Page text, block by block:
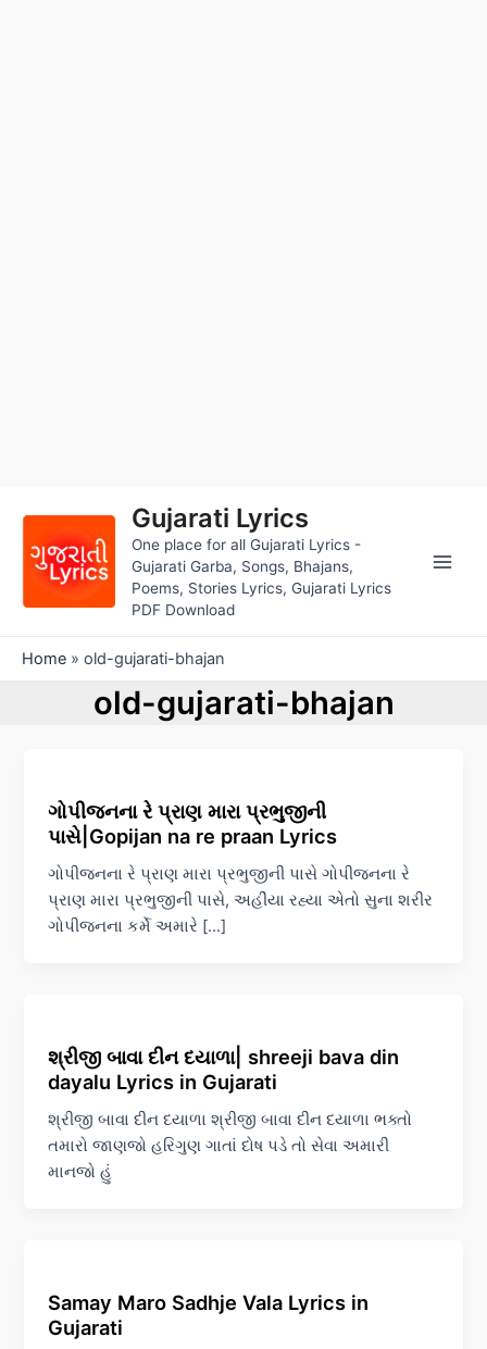
content
Gujarati Lyrics
One place for all Gujarati Lyrics -
Gujarati Garba, Songs, Bhajans,
Poems, Stories Lyrics, Gujarati Lyrics
PDF Download
Home » old-gujarati-bhajan
old-gujarati-bhajan
ગોપીજનના રે પ્રાણ મારા પ્રભુજીની
પાસે|Gopijan na re praan Lyrics
ગોપીજનના રે પ્રાણ મારા પ્રભુજીની પાસે ગોપીજનના રે
પ્રાણ મારા પ્રભુજીની પાસે, અહીંયા રહ્યા એતો સુના શરીર
ગોપીજનના કર્મે અમારે […]
શ્રીજી બાવા દીન દયાળા| shreeji bava din
dayalu Lyrics in Gujarati
શ્રીજી બાવા દીન દયાળા શ્રીજી બાવા દીન દયાળા ભક્તો
તમારો જાણજો હરિગુણ ગાતાં દોષ પડે તો સેવા અમારી
માનજો હું
Samay Maro Sadhje Vala Lyrics in
Gujarati